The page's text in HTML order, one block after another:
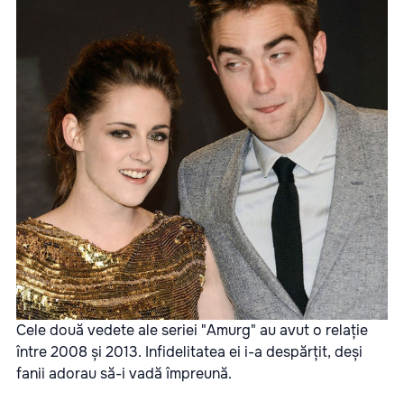
Cele două vedete ale seriei "Amurg" au avut o relație
între 2008 și 2013. Infidelitatea ei i-a despărțit, deși
fanii adorau să-i vadă împreună.